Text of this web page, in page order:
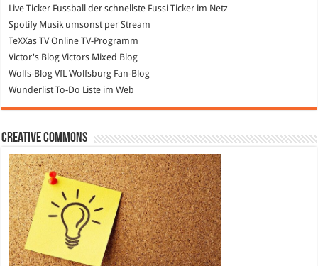
Live Ticker Fussball
der schnellste Fussi Ticker im Netz
SpotifyMusik umsonst per Stream
TeXXas TVOnline TV-Programm
Victor's Blog Victors Mixed Blog
Wolfs-Blog VfL Wolfsburg Fan-Blog
Wunderlist To-Do Liste im Web
Creative Commons